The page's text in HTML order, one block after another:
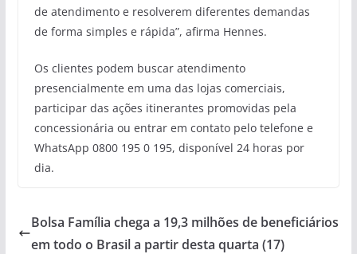
de atendimento e resolverem diferentes demandas
de forma simples e rápida”, afirma Hennes.
Os clientes podem buscar atendimento
presencialmente em uma das lojas comerciais,
participar das ações itinerantes promovidas pela
concessionária ou entrar em contato pelo telefone e
WhatsApp 0800 195 0 195, disponível 24 horas por
dia.
Bolsa Família chega a 19,3 milhões de beneficiários
em todo o Brasil a partir desta quarta (17)